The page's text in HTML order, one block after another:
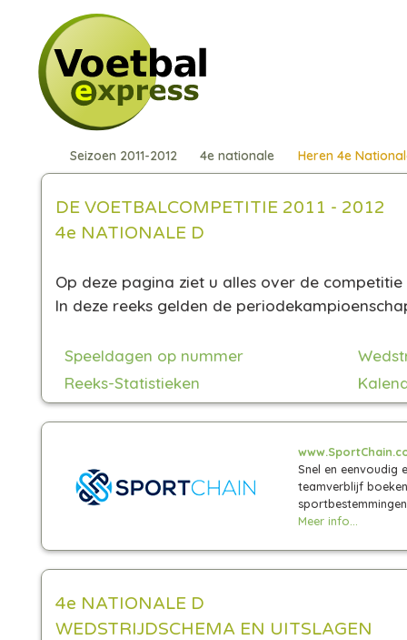
Seizoen 2011-2012 4e nationale Heren 4e
DE VOETBALCOMPETITIE 2011 - 2012
4e NATIONALE D
Op deze pagina ziet u alles over de competitie
In deze reeks gelden de
Speeldagen op nummer
Reeks-Statistieken
Snel en eenvoudig
teamverblijf
Meer info...
4e NATIONALE D
WEDSTRIJDSCHEMA EN UITSLAGEN